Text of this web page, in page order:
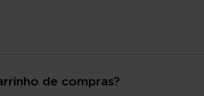
de compras?